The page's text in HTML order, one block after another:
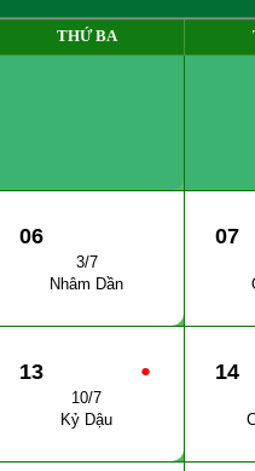
THỨ BA
06
3/7
Nhâm Dần
07
●
13
10/7
Kỷ Dậu
14